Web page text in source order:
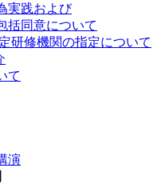
実践および
括同意について
研修機関の指定について
て
演